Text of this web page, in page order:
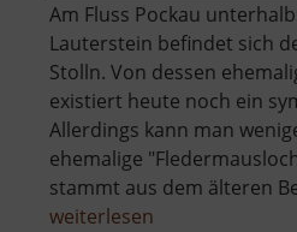
Am Fluss Pockau
Lauterstein befindet sich
Stolln. Von dessen
existiert heute noch ein
Allerdings kann man
ehemalige
stammt aus dem älteren
weiterlesen